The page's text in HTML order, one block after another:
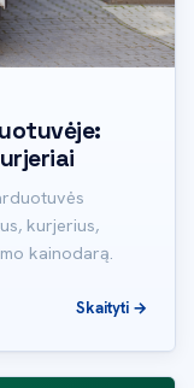
kurjerius,
kainodarą.
Skaityti →